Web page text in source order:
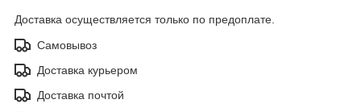
Доставка осуществляется только по предоплате.
Самовывоз
Доставка курьером
Доставка почтой